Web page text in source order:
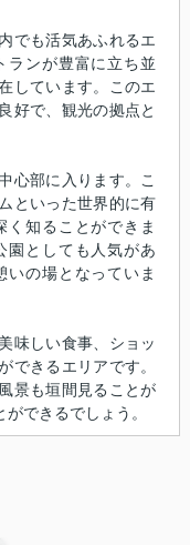
でも活気あふれるエ
ランが豊富に立ち並
しています。このエ
好で、観光の拠点と
心部に入ります。こ
といった世界的に有
知ることができま
園としても人気があ
いの場となっていま
味しい食事、ショッ
できるエリアです。
景も垣間見ることが
できるでしょう。